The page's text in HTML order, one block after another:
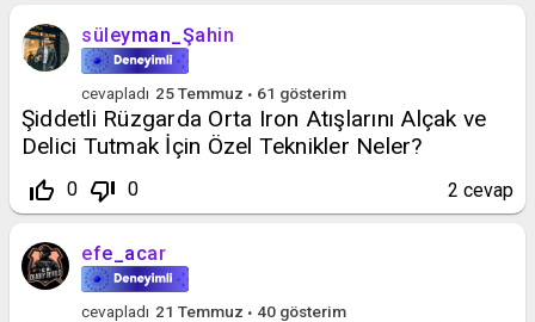
süleyman_Şahin
cevapladı 25 Temmuz 61 gösterim
Şiddetli Rüzgarda Orta Iron Atışlarını Alçak ve
Delici Tutmak İçin Özel Teknikler Neler?
thumb_up_off_alt 0 thumb_down_off_alt 0 2 cevap
efe_acar
cevapladı 21 Temmuz 40 gösterim